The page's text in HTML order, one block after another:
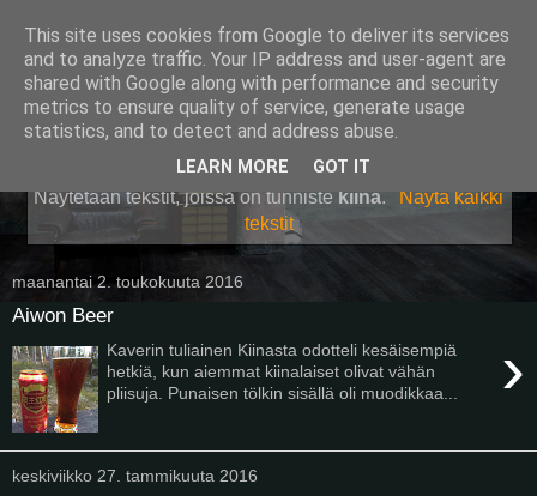
Pullollinen
Näytetään tekstit, joissa on tunniste kiina.
Näytä kaikki
tekstit
maanantai 2. toukokuuta 2016
Aiwon Beer
›
Kaverin tuliainen Kiinasta odotteli kesäisempiä
hetkiä, kun aiemmat kiinalaiset olivat vähän
pliisuja. Punaisen tölkin sisällä oli muodikkaa...
keskiviikko 27. tammikuuta 2016
This site uses cookies from Google to deliver its services
and to analyze traffic. Your IP address and user-agent are
shared with Google along with performance and security
metrics to ensure quality of service, generate usage
statistics, and to detect and address abuse.
LEARN MORE GOT IT